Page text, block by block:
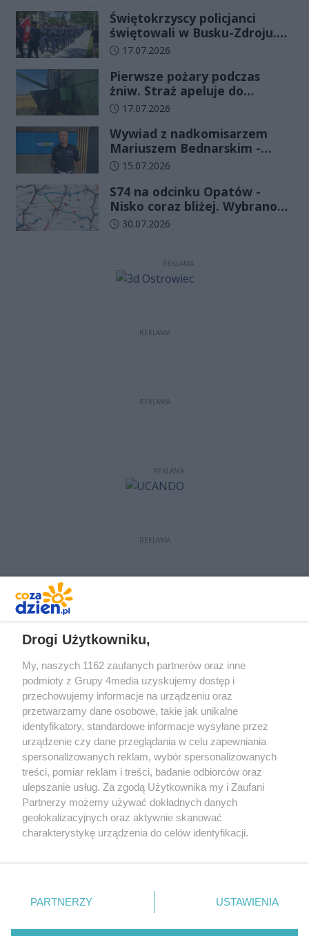
Świętokrzyscy policjanci
świętowali w Busku-Zdroju.
Czterdziestu nowych
ślubowanie
Data dodania artykułu:
17.07.2026
Pierwsze pożary podczas
żniw. Straż apeluje do
rolników o ostrożność
Data dodania artykułu:
17.07.2026
Wywiad z nadkomisarzem
Mariuszem Bednarskim -
Wydział Ruchu Drogowego
w Kielcach
Data dodania artykułu:
15.07.2026
S74 na odcinku Opatów -
Nisko coraz bliżej. Wybrano
wykonawcę kolejnego
Data dodania artykułu:
30.07.2026
REKLAMA
REKLAMA
REKLAMA
REKLAMA
REKLAMA
Prywatność Reklama Redakcja Praca Kielce
Facebook.com
Youtube.com
Drogi Użytkowniku,
My, naszych 1162 zaufanych partnerów oraz inne
podmioty z Grupy 4media uzyskujemy dostęp i
przechowujemy informacje na urządzeniu oraz
przetwarzamy dane osobowe, takie jak unikalne
identyfikatory, standardowe informacje wysyłane przez
urządzenie czy dane przeglądania w celu zapewniania
spersonalizowanych reklam, wybór spersonalizowanych
treści, pomiar reklam i treści, badanie odbiorców oraz
ulepszanie usług. Za zgodą Użytkownika my i Zaufani
Partnerzy możemy używać dokładnych danych
geolokalizacyjnych oraz aktywnie skanować
charakterystykę urządzenia do celów identyfikacji.
zmienić/wycofać klikając przycisk ustawień prywatności
znajdujący się w lewym dolnym rogu strony
. Niektóre
PARTNERZY USTAWIENIA